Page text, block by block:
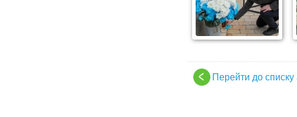
Перейти до списку